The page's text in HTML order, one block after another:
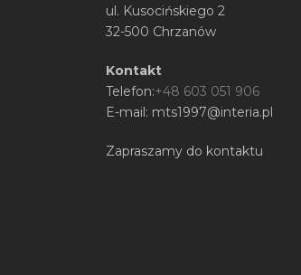
ul. Kusocińskiego 2
32-500 Chrzanów
Kontakt
Telefon:+48 603 051 906
E-mail: mts1997@interia.pl
Zapraszamy do kontaktu